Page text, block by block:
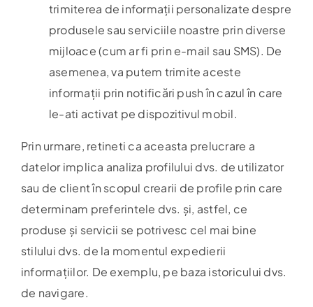
trimiterea de informații personalizate despre
produsele sau serviciile noastre prin diverse
mijloace (cum ar fi prin e-mail sau SMS). De
asemenea, va putem trimite aceste
informații prin notificări push în cazul în care
le-ati activat pe dispozitivul mobil.
Prin urmare, retineti ca aceasta prelucrare a
datelor implica analiza profilului dvs. de utilizator
sau de client în scopul crearii de profile prin care
determinam preferintele dvs. și, astfel, ce
produse și servicii se potrivesc cel mai bine
stilului dvs. de la momentul expedierii
informațiilor. De exemplu, pe baza istoricului dvs.
de navigare.